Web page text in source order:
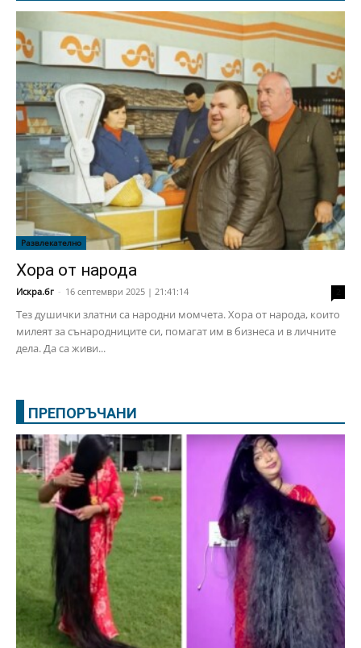
Развлекателно
Хора от народа
Искра.бг - 16 септември 2025 | 21:41:14
Тез душички златни са народни момчета. Хора от народа, които
милеят за сънародниците си, помагат им в бизнеса и в личните
дела. Да са живи...
ПРЕПОРЪЧАНИ